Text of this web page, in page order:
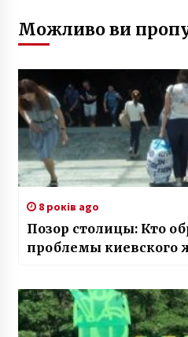
Можливо ви
8 років ago
Позор столицы: Кто
проблемы киевского